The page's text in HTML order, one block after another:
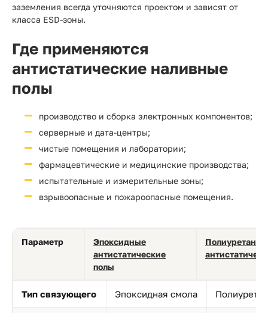
заземления всегда уточняются проектом и зависят от
класса ESD-зоны.
Где применяются
антистатические наливные
полы
производство и сборка электронных компонентов;
серверные и дата-центры;
чистые помещения и лаборатории;
фармацевтические и медицинские производства;
испытательные и измерительные зоны;
взрывоопасные и пожароопасные помещения.
Параметр
Эпоксидные
антистатические
полы
Тип связующего Эпоксидная смола Полиуретан